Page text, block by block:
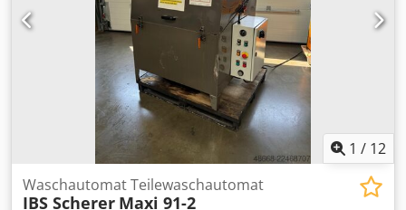
1 / 12
Waschautomat Teilewaschautomat
IBS Scherer Maxi 91-2